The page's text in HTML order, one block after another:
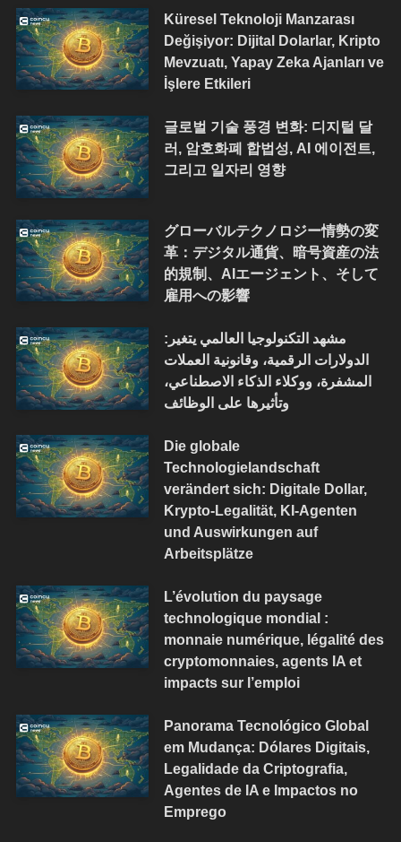
Küresel Teknoloji Manzarası
Değişiyor: Dijital Dolarlar, Kripto
Mevzuatı, Yapay Zeka Ajanları ve
İşlere Etkileri
글로벌 기술 풍경 변화: 디지털 달
러, 암호화폐 합법성, AI 에이전트,
그리고 일자리 영향
グローバルテクノロジー情勢の変
革：デジタル通貨、暗号資産の法
的規制、AIエージェント、そして
雇用への影響
مشهد التكنولوجيا العالمي يتغير:
الدولارات الرقمية، وقانونية العملات
المشفرة، ووكلاء الذكاء الاصطناعي،
وتأثيرها على الوظائف
Die globale
Technologielandschaft
verändert sich: Digitale Dollar,
Krypto-Legalität, KI-Agenten
und Auswirkungen auf
Arbeitsplätze
L’évolution du paysage
technologique mondial :
monnaie numérique, légalité des
cryptomonnaies, agents IA et
impacts sur l’emploi
Panorama Tecnológico Global
em Mudança: Dólares Digitais,
Legalidade da Criptografia,
Agentes de IA e Impactos no
Emprego